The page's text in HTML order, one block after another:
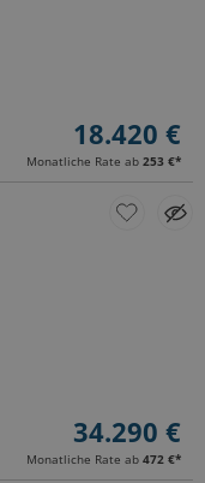
18.420 €
Monatliche Rate ab 253 €*
34.290 €
Monatliche Rate ab 472 €*